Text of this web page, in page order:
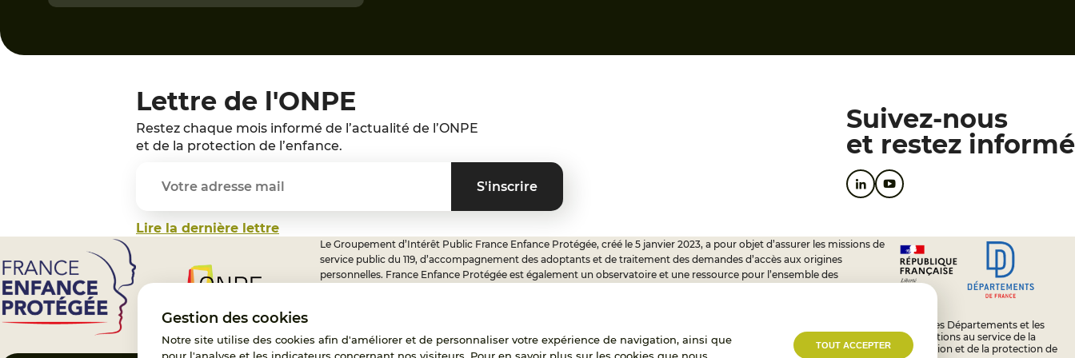
Gestion des cookies
Notre site utilise des cookies afin d'améliorer et de personnaliser votre expérience de navigation, ainsi que
TOUT ACCEPTER
Lettre de l'ONPE
Restez chaque mois informé de l’actualité de l’ONPE
et de la protection de l’enfance.
Lire la dernière lettre
Suivez-nous
et restez informé
Le Groupement d’Intérêt Public France Enfance Protégée, créé le 5 janvier 2023, a pour objet d’assurer les missions de
service public du 119, d’accompagnement des adoptants et de traitement des demandes d’accès aux origines
personnelles. France Enfance Protégée est également un observatoire et une ressource pour l’ensemble des
L’État, les Départements et les
Associations au service de la
prévention et de la protection de